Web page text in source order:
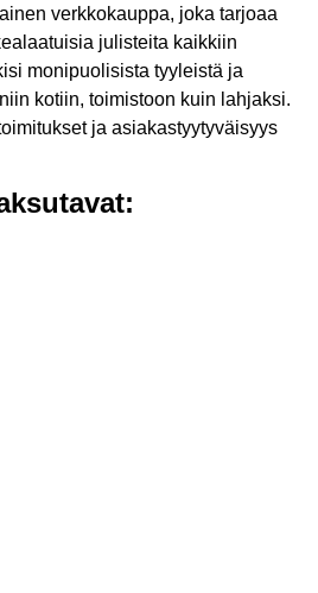
verkkokauppa, joka tarjoaa
julisteita kaikkiin
monipuolisista tyyleistä ja
kotiin, toimistoon kuin lahjaksi.
ja asiakastyytyväisyys